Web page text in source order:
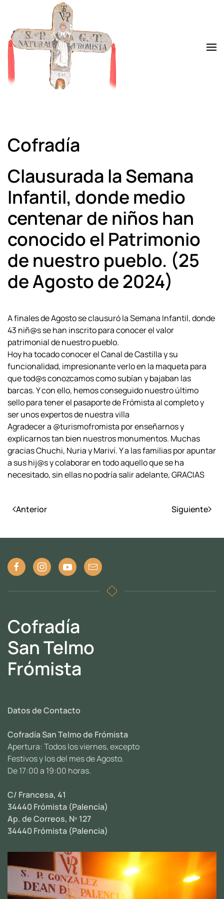
Skip to main content
Cofradía
Clausurada la Semana
Infantil, donde medio
centenar de niños han
conocido el Patrimonio
de nuestro pueblo. (25
de Agosto de 2024)
A finales de Agosto se clausuró la Semana Infantil, donde
43 niñ@s se han inscrito para conocer el valor
patrimonial de nuestro pueblo.
Hoy ha tocado conocer el Canal de Castilla y su
funcionalidad, impresionante verlo en la maqueta para
que tod@s conozcamos como subían y bajaban las
barcas. Y con ello, hemos conseguido nuestro último
sello para tener el pasaporte de Frómista al completo y
ser unos expertos de nuestra villa
Agradecer a @turismofromista por enseñarnos y
explicarnos tan bien nuestros monumentos. Muchas
gracias Chuchi, Nuria y Mariví.Y a las familias por apuntar
a sus hij@s y colaborar en todo aquello que se ha
necesitado, sin ellas no podría salir adelante, GRACIAS
Anterior Siguiente
Cofradía
San Telmo
Frómista
Datos de Contacto
Cofradía San Telmo de Frómista
Apertura: Todos los viernes, excepto
Festivos y los del mes de Agosto.
De 17:00 a 19:00 horas.
C/ Francesa, 41
34440 Frómista (Palencia)
Ap. de Correos, Nº 127
34440 Frómista (Palencia)